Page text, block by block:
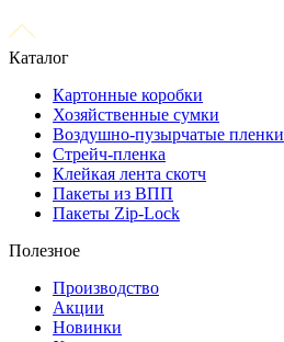
Каталог
Картонные коробки
Хозяйственные сумки
Воздушно-пузырчатые пленки
Стрейч-пленка
Клейкая лента скотч
Пакеты из ВПП
Пакеты Zip-Lock
Полезное
Производство
Акции
Новинки